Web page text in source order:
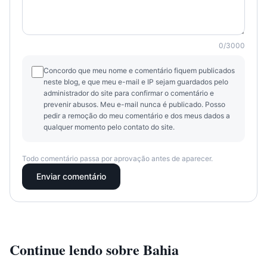
0/3000
Concordo que meu nome e comentário fiquem publicados
neste blog, e que meu e-mail e IP sejam guardados pelo
administrador do site para confirmar o comentário e
prevenir abusos. Meu e-mail nunca é publicado. Posso
pedir a remoção do meu comentário e dos meus dados a
qualquer momento pelo contato do site.
Todo comentário passa por aprovação antes de aparecer.
Enviar comentário
Continue lendo sobre Bahia